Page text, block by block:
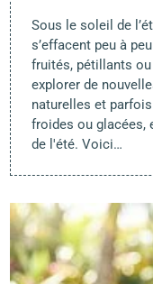
Sous le soleil de
s’effacent peu à
fruités, pétillants
explorer de
naturelles et
froides ou glacées,
de l'été. Voici…